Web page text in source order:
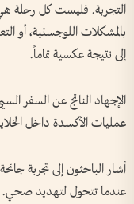
التجربة. فليست كل رحلة هي
بالمشكلات اللوجستية، أو
إلى نتيجة عكسية تماماً.
الإجهاد الناتج عن السفر
عمليات الأكسدة داخل